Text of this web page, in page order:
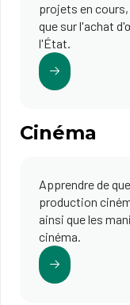
projets en
que sur l'achat
l'État.
Cinéma
Apprendre de
production
ainsi que les
cinéma.